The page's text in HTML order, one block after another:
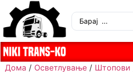
Дома / Осветлување / Штопови